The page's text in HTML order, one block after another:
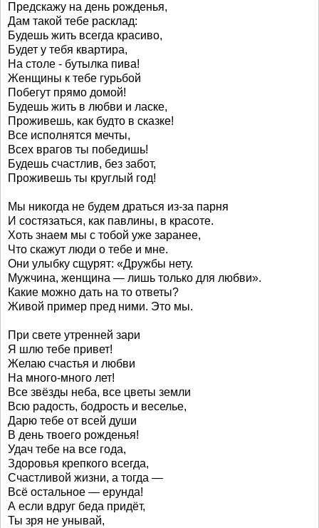
Предскажу на день рожденья,
Дам такой тебе расклад:
Будешь жить всегда красиво,
Будет у тебя квартира,
На столе - бутылка пива!
Женщины к тебе гурьбой
Побегут прямо домой!
Будешь жить в любви и ласке,
Проживешь, как будто в сказке!
Все исполнятся мечты,
Всех врагов ты победишь!
Будешь счастлив, без забот,
Проживешь ты круглый год!
Мы никогда не будем драться из-за парня
И состязаться, как павлины, в красоте.
Хоть знаем мы с тобой уже заранее,
Что скажут люди о тебе и мне.
Они улыбку сщурят: «Дружбы нету.
Мужчина, женщина — лишь только для любви».
Какие можно дать на то ответы?
Живой пример пред ними. Это мы.
При свете утренней зари
Я шлю тебе привет!
Желаю счастья и любви
На много-много лет!
Все звёзды неба, все цветы земли
Всю радость, бодрость и веселье,
Дарю тебе от всей души
В день твоего рожденья!
Удач тебе на все года,
Здоровья крепкого всегда,
Счастливой жизни, а тогда —
Всё остальное — ерунда!
А если вдруг беда придёт,
Ты зря не унывай,